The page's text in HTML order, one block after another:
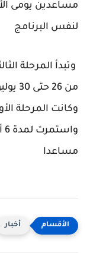
مساعدين يومى
لنفس البرنامج
من
وكانت المرحلة
مساعدا
أخبار